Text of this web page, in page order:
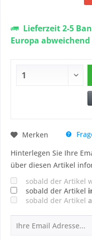
Lieferzeit 2-5
Europa abweichend
Merken
Hinterlegen Sie Ihre
über diesen Artikel
sobald der Artikel
sobald der Artikel
sobald der Artikel